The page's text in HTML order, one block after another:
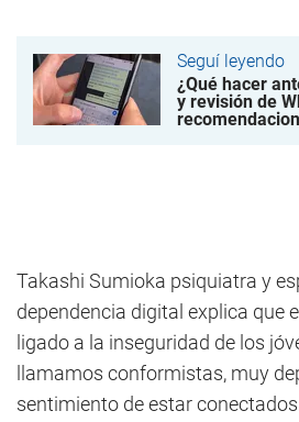
Seguí leyendo
¿Qué hacer
y revisión de
Takashi Sumioka psiquiatra y
dependencia digital explica que
ligado a la inseguridad de los
llamamos conformistas, muy
sentimiento de estar